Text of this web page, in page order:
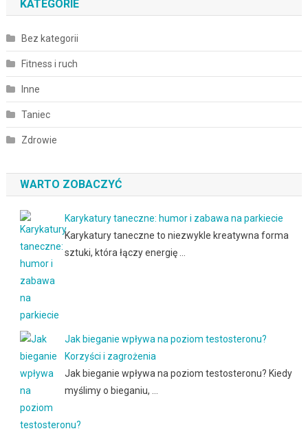
KATEGORIE
Bez kategorii
Fitness i ruch
Inne
Taniec
Zdrowie
WARTO ZOBACZYĆ
Karykatury taneczne: humor i zabawa na parkiecie
Karykatury taneczne to niezwykle kreatywna forma
sztuki, która łączy energię …
Jak bieganie wpływa na poziom testosteronu?
Korzyści i zagrożenia
Jak bieganie wpływa na poziom testosteronu? Kiedy
myślimy o bieganiu, …